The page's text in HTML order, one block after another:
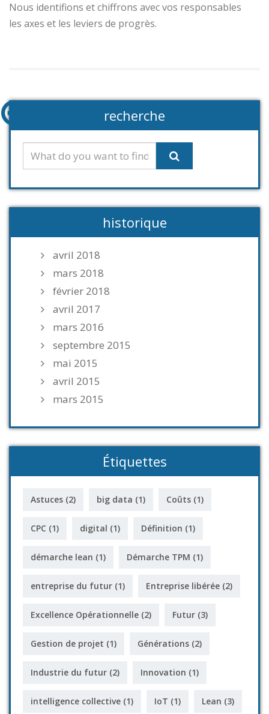
Nous identifions et chiffrons avec vos responsables
les axes et les leviers de progrès.
recherche
historique
avril 2018
mars 2018
février 2018
avril 2017
mars 2016
septembre 2015
mai 2015
avril 2015
mars 2015
Étiquettes
Astuces (2) big data (1) Coûts (1)
CPC (1) digital (1) Définition (1)
démarche lean (1) Démarche TPM (1)
entreprise du futur (1) Entreprise libérée (2)
Excellence Opérationnelle (2) Futur (3)
Gestion de projet (1) Générations (2)
Industrie du futur (2) Innovation (1)
intelligence collective (1) IoT (1) Lean (3)